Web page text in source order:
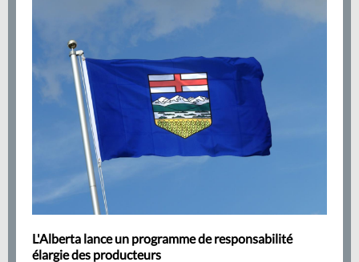
L'Alberta lance un programme de responsabilité
élargie des producteurs